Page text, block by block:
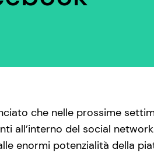
che nelle prossime
all’interno del social
enormi potenzialità della